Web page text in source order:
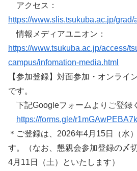
アクセス：
https://www.slis.tsukuba.ac.jp/
情報メディアユニオン：
https://www.tsukuba.ac.jp/access/
campus/infomation-media.html
【参加登録】対面参加・オンライ
です。
下記Googleフォームよりご登録
https://forms.gle/
＊ご登録は、2026年4月15日（水
す。（なお、懇親会参加登録の〆
4月11日（土）といたします）